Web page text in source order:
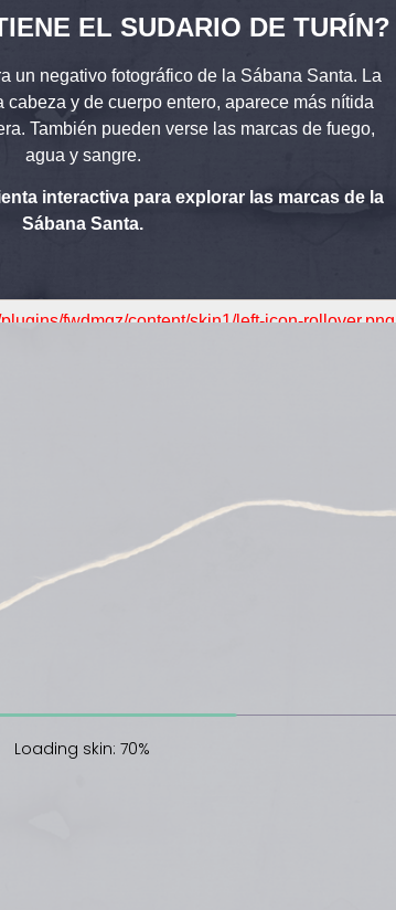
EL SUDARIO DE TURÍN?
un negativo fotográfico de la Sábana Santa. La
cabeza y de cuerpo entero, aparece más nítida
También pueden verse las marcas de fuego,
agua y sangre.
interactiva para explorar las marcas de la
Sábana Santa.
Loading skin: 70%
fwdmgz/content/skin1/left-icon-rollover.png